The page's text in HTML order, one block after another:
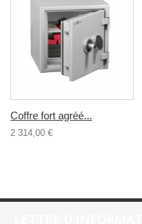
Coffre fort agréé...
2 314,00 €